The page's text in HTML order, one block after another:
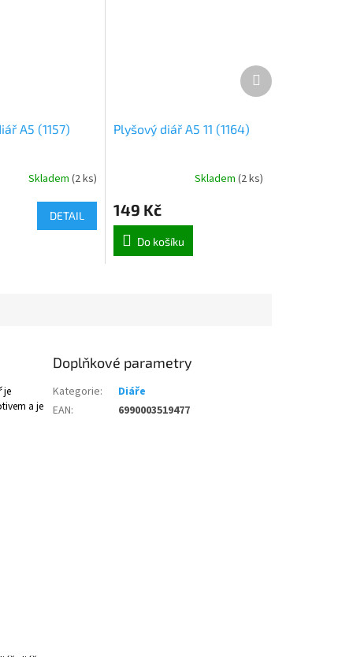
A5 (1157)
Skladem(2 ks)
DETAIL
Plyšový diář A5 11 (1164)
Skladem (2 ks)
149 Kč
Do košíku
Další
produkt
je
a je
Doplňkové parametry
Kategorie:
Diáře
EAN: 6990003519477